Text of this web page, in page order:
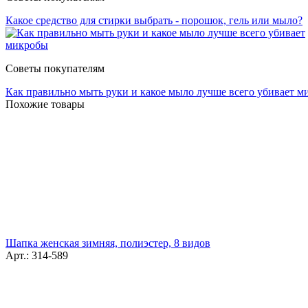
Какое средство для стирки выбрать - порошок, гель или мыло?
Советы покупателям
Как правильно мыть руки и какое мыло лучше всего убивает
Похожие товары
Шапка женская зимняя, полиэстер, 8 видов
Арт.: 314-589